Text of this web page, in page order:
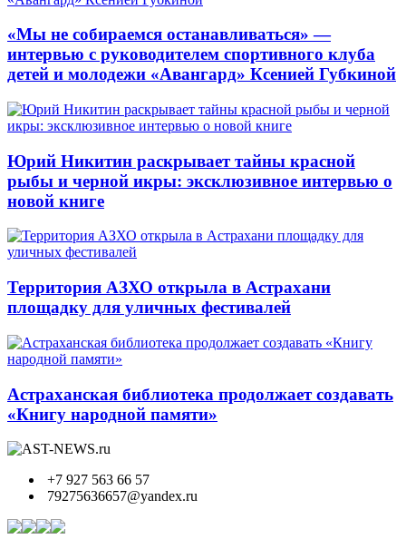
«Мы не собираемся останавливаться» —
интервью с руководителем спортивного клуба
детей и молодежи «Авангард» Ксенией Губкиной
Юрий Никитин раскрывает тайны красной
рыбы и черной икры: эксклюзивное интервью о
новой книге
Территория АЗХО открыла в Астрахани
площадку для уличных фестивалей
Астраханская библиотека продолжает создавать
«Книгу народной памяти»
+7 927 563 66 57
79275636657@yandex.ru